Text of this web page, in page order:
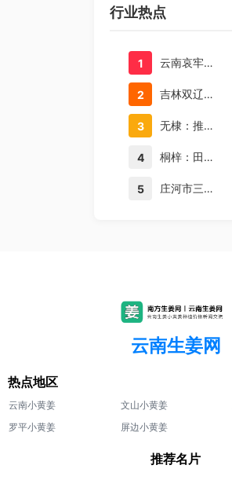
行业热点
1 云南哀牢山取矿博主再更新，夜潜云南抚仙湖探“水下古城”
2 吉林双辽创新种植技术 节约肥料30%以上
3 无棣：推广一拌三防绿色防控种植新技术 助力农民增收
4 桐梓：田间地头推广大豆玉米带状复合种植技术
5 庄河市三和村生姜大丰收，1000余亩生姜带来4千多万收益
云南生姜网
热点地区
云南小黄姜 文山小黄姜
罗平小黄姜
屏边小黄姜
推荐名片